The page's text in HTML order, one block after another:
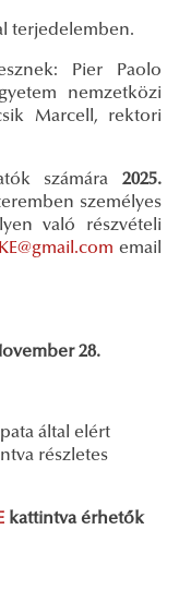
terjedelemben.
Pier Paolo
nemzetközi
Marcell, rektori
számára 2025.
személyes
való részvételi
email
28.
által elért
részletes
kattintva érhetők